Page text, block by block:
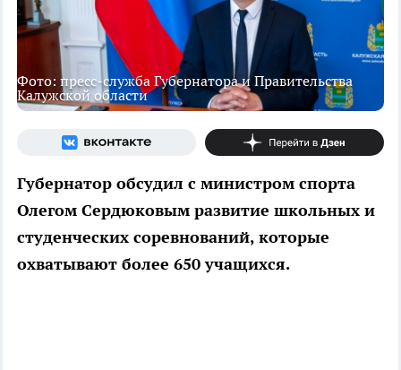
Фото: пресс-служба Губернатора и Правительства
Калужской области
Губернатор обсудил с министром спорта
Олегом Сердюковым развитие школьных и
студенческих соревнований, которые
охватывают более 650 учащихся.